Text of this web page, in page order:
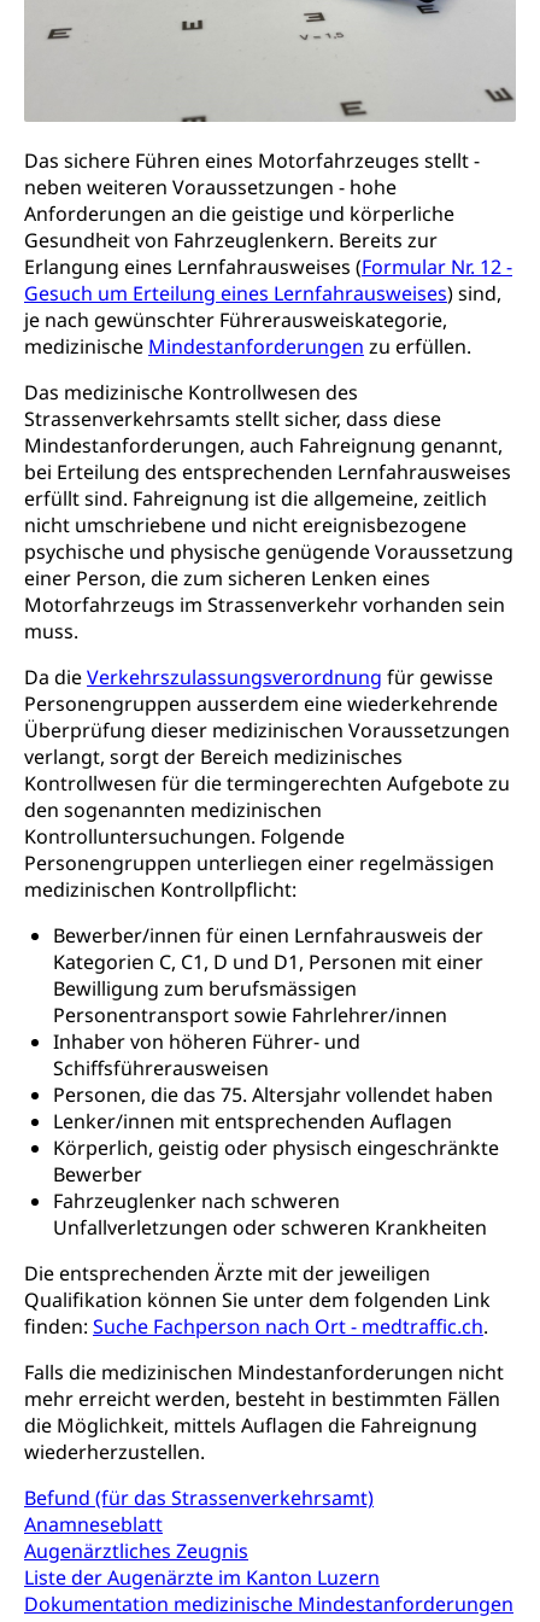
Das sichere Führen eines Motorfahrzeuges stellt -
neben weiteren Voraussetzungen - hohe
Anforderungen an die geistige und körperliche
Gesundheit von Fahrzeuglenkern. Bereits zur
Erlangung eines Lernfahrausweises (Formular Nr. 12 -
Gesuch um Erteilung eines Lernfahrausweises) sind,
je nach gewünschter Führerausweiskategorie,
medizinische Mindestanforderungen zu erfüllen.
Das medizinische Kontrollwesen des
Strassenverkehrsamts stellt sicher, dass diese
Mindestanforderungen, auch Fahreignung genannt,
bei Erteilung des entsprechenden Lernfahrausweises
erfüllt sind. Fahreignung ist die allgemeine, zeitlich
nicht umschriebene und nicht ereignisbezogene
psychische und physische genügende Voraussetzung
einer Person, die zum sicheren Lenken eines
Motorfahrzeugs im Strassenverkehr vorhanden sein
muss.
Da dieVerkehrszulassungsverordnung für gewisse
Personengruppen ausserdem eine wiederkehrende
Überprüfung dieser medizinischen Voraussetzungen
verlangt, sorgt der Bereich medizinisches
Kontrollwesen für die termingerechten Aufgebote zu
den sogenannten medizinischen
Kontrolluntersuchungen. Folgende
Personengruppen unterliegen einer regelmässigen
medizinischen Kontrollpflicht:
Bewerber/innen für einen Lernfahrausweis der
Kategorien C, C1, D und D1, Personen mit einer
Bewilligung zum berufsmässigen
Personentransport sowie Fahrlehrer/innen
Inhaber von höheren Führer- und
Schiffsführerausweisen
Personen, die das 75. Altersjahr vollendet haben
Lenker/innen mit entsprechenden Auflagen
Körperlich, geistig oder physisch eingeschränkte
Bewerber
Fahrzeuglenker nach schweren
Unfallverletzungen oder schweren Krankheiten
Die entsprechenden Ärzte mit der jeweiligen
Qualifikation können Sie unter dem folgenden Link
finden: Suche Fachperson nach Ort - medtraffic.ch.
Falls die medizinischen Mindestanforderungen nicht
mehr erreicht werden, besteht in bestimmten Fällen
die Möglichkeit, mittels Auflagen die Fahreignung
wiederherzustellen.
Befund (für das Strassenverkehrsamt)
Anamneseblatt
Augenärztliches Zeugnis
Liste der Augenärzte im Kanton Luzern
Dokumentation medizinische Mindestanforderungen
Krankenversicherung (WAS Luzern)
Obligatorische Krankenversicherung (WAS
Luzern)
Kranken- und Unfallversicherung
Lebensmittelsicherheit
Lebensmittel
Gesundheitsvorsorge, Wellness, Unfallverhütung,
Suchtprävention, Alkoholprävention,
Tabakprävention, Primärprävention,
Sekundärprävention, Tertiärprävention
Darmkrebsvorsorge
Kantonales Tabakpräventionsprogramm
Gesundheitsförderung
Prävention (Polizei)
Suchtprävention
Gesundheitsversorgung
Soziale Sicherheit
Sozialversicherungen, Sozialpolitik,
Arbeitslosenversicherung,
Mutterschaftsversicherung, Krankenversicherung,
Unfallversicherung, Invalidenversicherung,
Sozialhilfe
Kranken- und Unfallversicherung
(gruezi.lu.ch)
Krankenversicherung (WAS Luzern)
Existenzsicherung - Sozialhilfe
Opferhilfe
Arbeitslosenversicherung (WAS Luzern)
Invalidenversicherung (WAS Luzern)
Soziale Sicherheit
Sucht und Drogen
Drogenabhängigkeit, Drogensucht,
Medikamentenabhängigkeit,
Arzneimittelabhängigkeit, Suchtkrankheit,
Drogenabhängige, Drogensüchtige,
Betäubungsmittel, Suchtmittel, Psychopharmaka
Fachstelle Sucht Region Luzern
Drogen (Polizei)
Sucht
Gesundheitsversorgung
Gesundheitsversorgung, Spital, Pflegeinitiative,
Ambulant vor stationär, AVOS, Patientendossier
Gesundheitsversorgung
AHV / IV
Altersrente, Invalidenrente, Witwenrente,
Sozialversicherung, Vorsorgeeinrichtung,
Pensionskasse, erste Säule, zweite Säule, dritte
Säule, Hilflosenentschädigung,
Todesfallversicherung
Hilfslosenentschädigung (WAS Luzern)
AHV-Hinterlassenenrente (WAS Luzern)
AHV-Beiträge (WAS Luzern)
Informationsstelle AHV/IV
Ergänzungsleistungen (EL) (WAS Luzern)
AHV-Altersrente (WAS Luzern)
IV-Leistungen (WAS Luzern)
Behinderung
Körperbehinderung, körperliche Behinderung,
geistige Behinderung, psychische Behinderung,
Erwerbsunfähigkeit, Behinderte
Inklusion im Sport
Menschen mit Behinderungen
Kultur und Medien
Archive und Bibliotheken
Bücher, Bundesarchiv, Landesbibliothek
Staatsarchiv Luzern
Zentral- und Hochschulbibliothek
Archiv der Denkmalpflege
Kulturelle Einrichtungen
Museen, Theater, Bibliotheken
Dienststelle Kultur
Kunst & Kultur (Luzern Tourismus)
Kulturförderung
Kulturpolitik, Sprachförderung, Denkmalpflege,
kulturelles Angebot, Kulturerbe, kulturelles Erbe,
Nachwuchsförderung, Vermittlung, Selektive
Förderung, Kulturausschreibungen, Kulturpreis,
Werkbeitrag, Produktionsbeitrag, Recherche,
Bildende Kunst, Angewandte Kunst, Theater/Tanz,
Musik, Entwicklung, Programmbeiträge,